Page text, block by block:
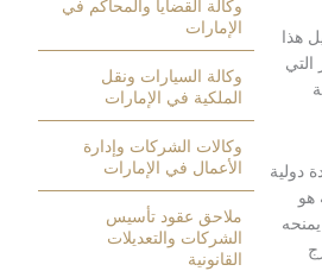
وكالة القضايا والمحاكم في
الإمارات
وكالة السيارات ونقل
الملكية في الإمارات
وكالات الشركات وإدارة
الأعمال في الإمارات
ملاحق عقود تأسيس
الشركات والتعديلات
القانونية